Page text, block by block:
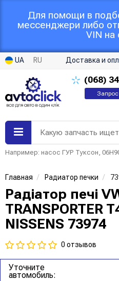
Для помощи в
мессенджери либо
VIN на
UA RU Доставка и
(068)
Запрос
Какую запчасть
Например: насос ГУР Туксон,
Главная Радиатор печки
Радіатор печі
TRANSPORTER
NISSENS 73974
0 отзывов
Уточните
автомобиль: